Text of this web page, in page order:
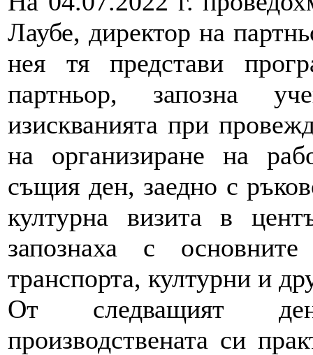
Лаубе, директор на
нея тя представи
партньор, запозна
изискванията при
на организиране на
същия ден, заедно с
културна визита в
запознаха с
транспорта, културни и
От следващият
производствената си